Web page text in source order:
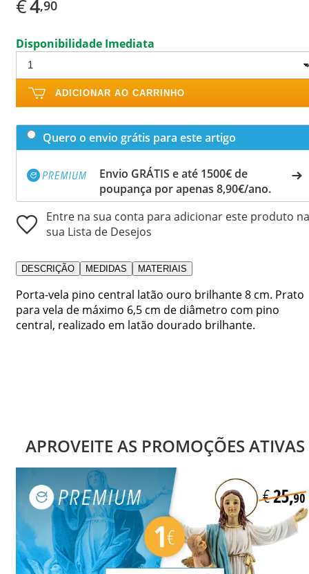
€4,90
Disponibilidade Imediata
ADICIONAR AO CARRINHO
Quero o envio grátis para este artigo
Envio GRÁTIS e até 1500€ de
poupança por apenas 8,90€/ano.
Entre na sua conta para adicionar este produto na
sua Lista de Desejos
DESCRIÇÃO MEDIDAS MATERIAIS
Porta-vela pino central latão ouro brilhante 8 cm. Prato
para vela de máximo 6,5 cm de diâmetro com pino
central, realizado em latão dourado brilhante.
APROVEITE AS PROMOÇÕES ATIVAS